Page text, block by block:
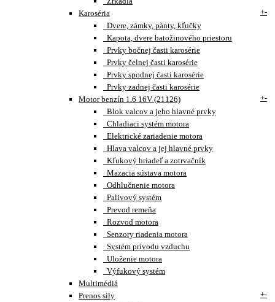
Karoséria
+-
Dvere, zámky, pánty, kľučky
Kapota, dvere batožinového priestoru
Prvky bočnej časti karosérie
Prvky čelnej časti karosérie
Prvky spodnej časti karosérie
Prvky zadnej časti karosérie
Motor benzín 1.6 16V (21126)
+-
Blok valcov a jeho hlavné prvky
Chladiaci systém motora
Elektrické zariadenie motora
Hlava valcov a jej hlavné prvky
Kľukový hriadeľ a zotrvačník
Mazacia sústava motora
Odhlučnenie motora
Palivový systém
Prevod remeňa
Rozvod motora
Senzory riadenia motora
Systém prívodu vzduchu
Uloženie motora
Výfukový systém
Multimédiá
Prenos sily
+-